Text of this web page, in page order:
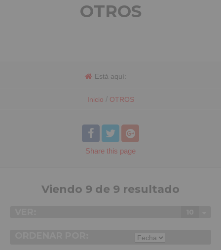
OTROS
Está aquí:
Inicio / OTROS
Share this page
Viendo 9 de 9 resultado